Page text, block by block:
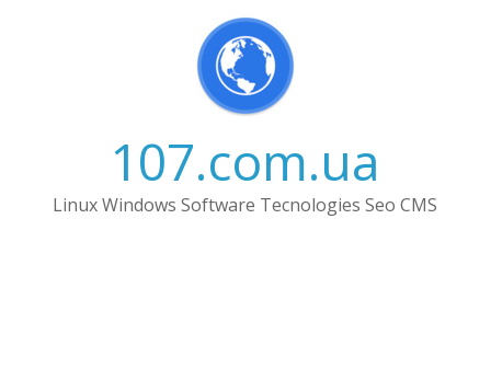
107.com.ua
Linux Windows Software Tecnologies Seo CMS